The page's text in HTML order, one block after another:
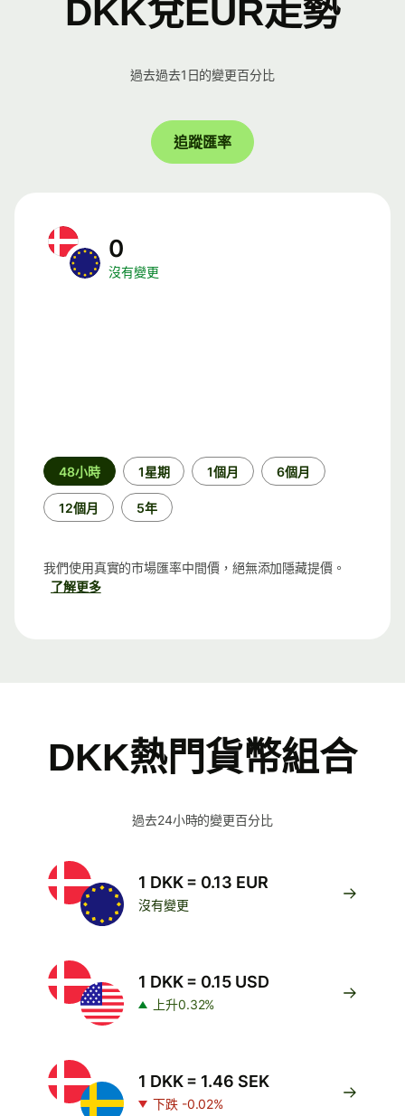
DKK兌EUR走勢
過去過去1日的變更百分比
追蹤匯率
0
沒有變更
時
段
48小時 1星期 1個月 6個月
12個月 5年
我們使用真實的市場匯率中間價，絕無添加隱藏提價。
了解更多
DKK熱門貨幣組合
過去24小時的變更百分比
1 DKK = 0.13 EUR
沒有變更
1 DKK = 0.15 USD
上升0.32%
1 DKK = 1.46 SEK
下跌 -0.02%